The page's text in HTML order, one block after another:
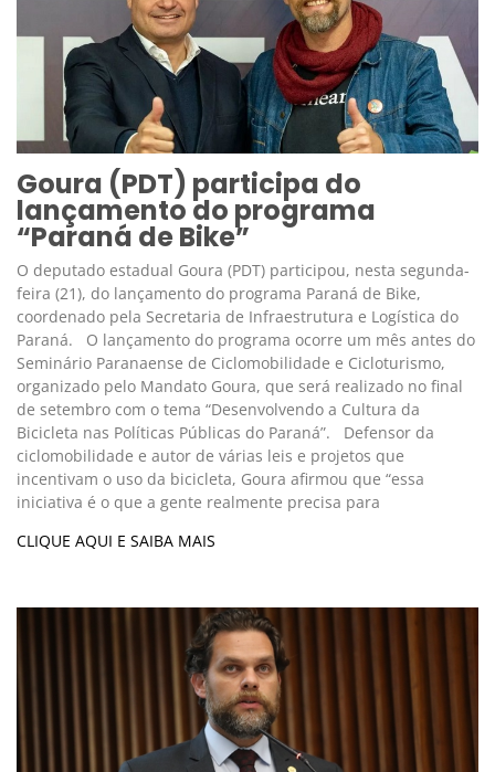
Goura (PDT) participa do
lançamento do programa
“Paraná de Bike”
O deputado estadual Goura (PDT) participou, nesta segunda-
feira (21), do lançamento do programa Paraná de Bike,
coordenado pela Secretaria de Infraestrutura e Logística do
Paraná. O lançamento do programa ocorre um mês antes do
Seminário Paranaense de Ciclomobilidade e Cicloturismo,
organizado pelo Mandato Goura, que será realizado no final
de setembro com o tema “Desenvolvendo a Cultura da
Bicicleta nas Políticas Públicas do Paraná”. Defensor da
ciclomobilidade e autor de várias leis e projetos que
incentivam o uso da bicicleta, Goura afirmou que “essa
iniciativa é o que a gente realmente precisa para
CLIQUE AQUI E SAIBA MAIS